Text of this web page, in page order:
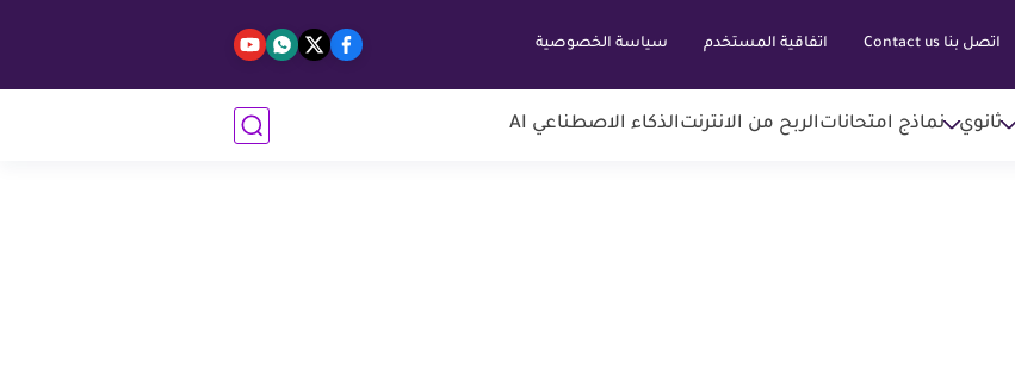
اتصل بنا Contact us اتفاقية المستخدم سياسة الخصوصية
ثانوي نماذج امتحاناتالربح من الانترنتالذكاء الاصطناعي AI